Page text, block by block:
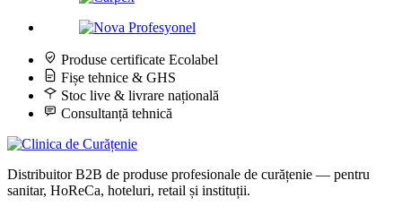
Produse certificate Ecolabel
Fișe tehnice & GHS
Stoc live & livrare națională
Consultanță tehnică
Distribuitor B2B de produse profesionale de curățenie — pentru
sanitar, HoReCa, hoteluri, retail și instituții.